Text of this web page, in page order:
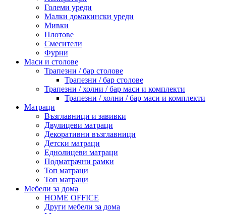
Големи уреди
Малки домакински уреди
Мивки
Плотове
Смесители
Фурни
Маси и столове
Трапезни / бар столове
Трапезни / бар столове
Трапезни / холни / бар маси и комплекти
Трапезни / холни / бар маси и комплекти
Матраци
Възглавници и завивки
Двулицеви матраци
Декоративни възглавници
Детски матраци
Еднолицеви матраци
Подматрачни рамки
Топ матраци
Топ матраци
Мебели за дома
HOME OFFICE
Други мебели за дома